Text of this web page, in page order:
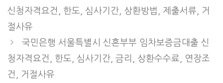
신청자격요건, 한도, 심사기간, 상환방법, 제출서류, 거
절사유
국민은행 서울특별시 신혼부부 임차보증금대출 신
청자격요건, 한도, 심사기간, 금리, 상환수수료, 연장조
건, 거절사유